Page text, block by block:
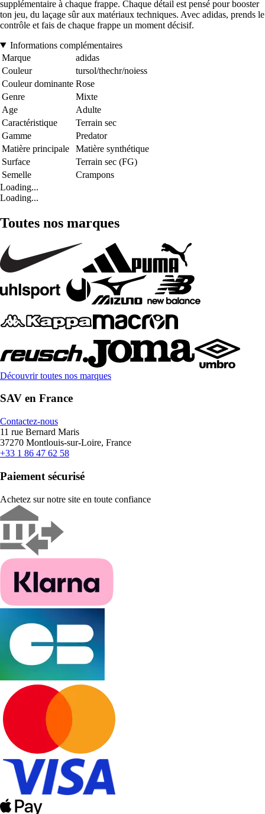
supplémentaire à chaque frappe. Chaque détail est pensé pour booster
ton jeu, du laçage sûr aux matériaux techniques. Avec adidas, prends le
contrôle et fais de chaque frappe un moment décisif.
Informations complémentaires
Marque
adidas
Couleur
tursol/thechr/noiess
Couleur dominante Rose
Genre
Mixte
Age
Adulte
Caractéristique
Terrain sec
Gamme
Predator
Matière principale
Matière synthétique
Surface
Terrain sec (FG)
Semelle
Crampons
Loading...
Loading...
Toutes nos marques
Découvrir toutes nos marques
SAV en France
Contactez-nous
11 rue Bernard Maris
37270 Montlouis-sur-Loire, France
+33 1 86 47 62 58
Paiement sécurisé
Achetez sur notre site en toute confiance